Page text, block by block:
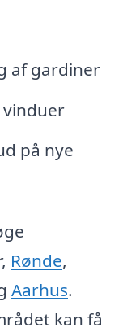
af gardiner
vinduer
på nye
Rønde,
Aarhus.
kan få